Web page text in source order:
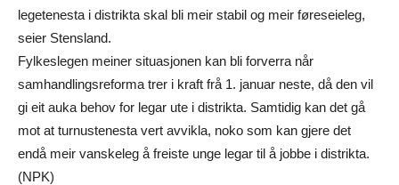
legetenesta i distrikta skal bli meir stabil og meir føreseieleg,
seier Stensland.
Fylkeslegen meiner situasjonen kan bli forverra når
samhandlingsreforma trer i kraft frå 1. januar neste, då den vil
gi eit auka behov for legar ute i distrikta. Samtidig kan det gå
mot at turnustenesta vert avvikla, noko som kan gjere det
endå meir vanskeleg å freiste unge legar til å jobbe i distrikta.
(NPK)